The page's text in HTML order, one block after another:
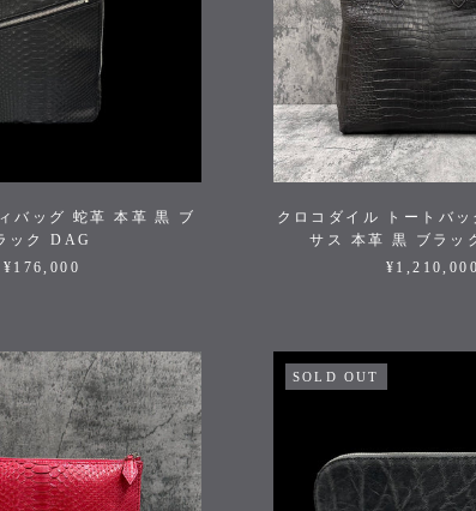
バッグ 蛇革 本革 黒 ブ
ック DAG
¥176,000
クロコダイル トートバ
サス 本革 黒 ブラッ
¥1,210,000
SOLD OUT